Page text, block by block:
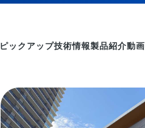
ピックアップ技術情報製品紹介動画